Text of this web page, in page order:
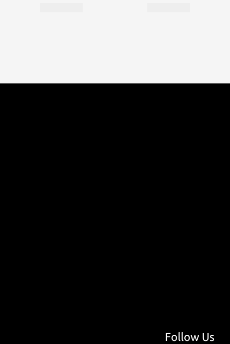
Follow Us